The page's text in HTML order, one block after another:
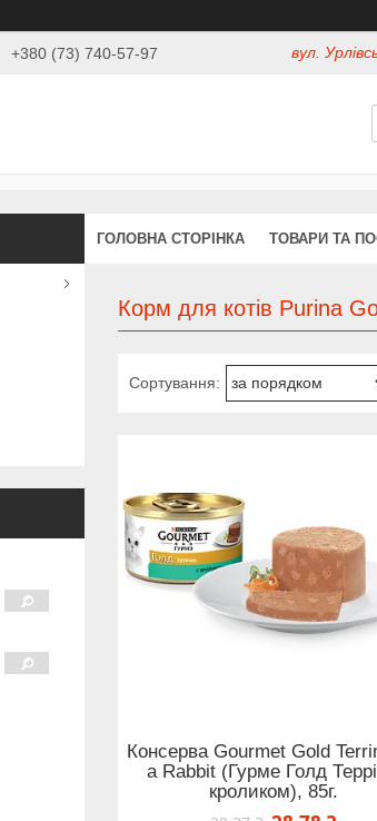
+380 (73) 740-57-97 вул.
ГОЛОВНА СТОРІНКА ТОВАРИ ТА
Корм для котів Purina
Консерва Gourmet Gold
a Rabbit (Гурме Голд
кроликом), 85г.